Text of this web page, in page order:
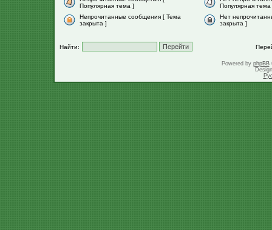
Популярная тема ]
Популярная тема
Непрочитанные сообщения [ Тема
закрыта ]
Нет
закрыта ]
Найти:
Powered by phpBB